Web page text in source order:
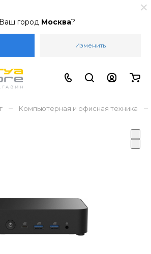
Ваш город Москва?
Изменить
– Компьютерная и офисная техника –